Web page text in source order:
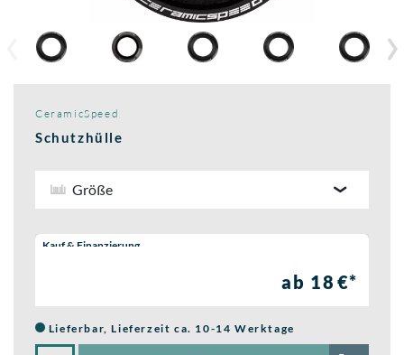
CeramicSpeed
Schutzhülle
Größe
Wähle eine Preisoption:
Kauf & Finanzierung
ab 18 €*
Lieferbar, Lieferzeit ca. 10-14 Werktage